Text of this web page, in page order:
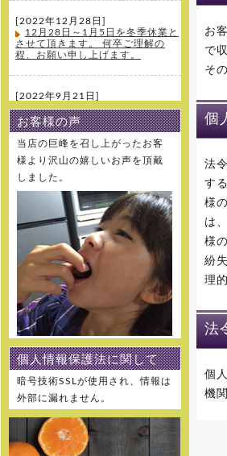
[2022年12月28日]
12月28日～1月5日を冬季休業と
させて頂きます。 何卒ご理解の
程、お願い申し上げます。
[2022年9月21日]
大変、申し訳ございません。先
日の台風の影響により実に玉割れ
が生じてしまったため、今季の新
規受注は終了とさせて頂きます。
ます。
[2022年8月10日]
8月11日～8月16日を夏季休業と
させて頂きます。 何卒ご理解の
程、お願い申し上げます。
[2021年8月11日]
8月12日～8月15日を夏季休業と
させて頂きます。 何卒ご理解の
程、お願い申し上げます。
[2021年7月21日]
7月22日～7月25日を休業とさせ
て頂きます。 何卒ご理解の程、お
願い申し上げます。
[2020年12月25日]
12月29日～1月5日を冬季休暇と
させて頂きます。 何卒ご理解の
お客様の声
当店の巨峰を召し上がったお客
様より沢山の嬉しいお声を頂戴
しました。
個人情報保護法に関して
暗号技術SSLが使用され、情報は
外部に漏れません。
お
で
そ
個
法
す
様
は
様
紛
理
法
個
機